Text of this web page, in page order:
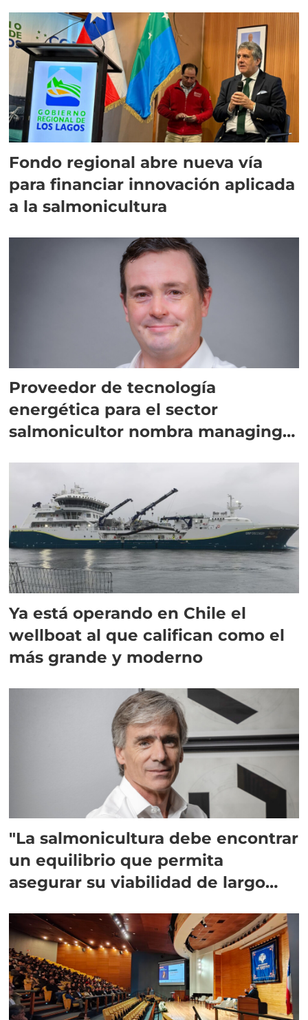
Fondo regional abre nueva vía
para financiar innovación aplicada
a la salmonicultura
Proveedor de tecnología
energética para el sector
salmonicultor nombra managing
Ya está operando en Chile el
wellboat al que califican como el
más grande y moderno
"La salmonicultura debe encontrar
un equilibrio que permita
asegurar su viabilidad de largo